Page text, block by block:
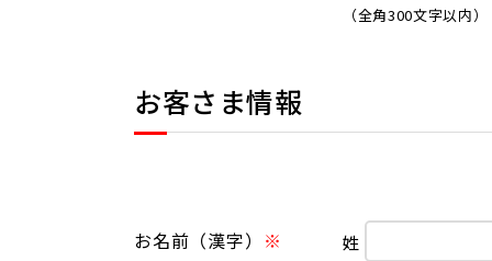
（全角300文字以内）
お客さま情報
お名前（漢字） 姓